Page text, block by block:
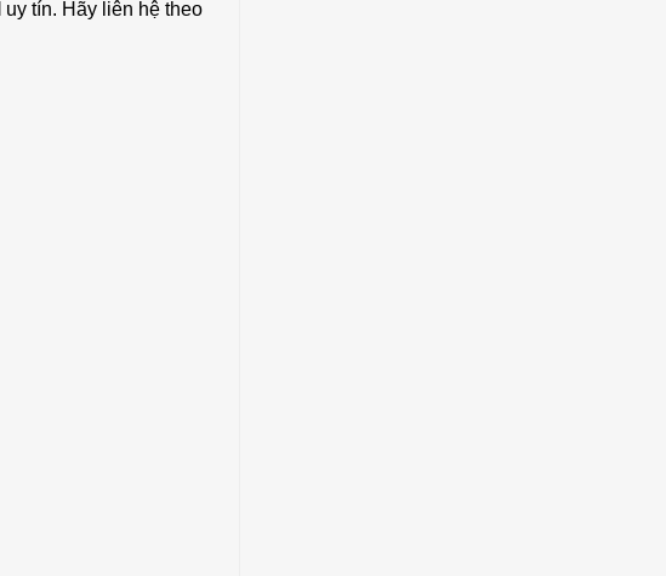
uy tín. Hãy liên hệ theo